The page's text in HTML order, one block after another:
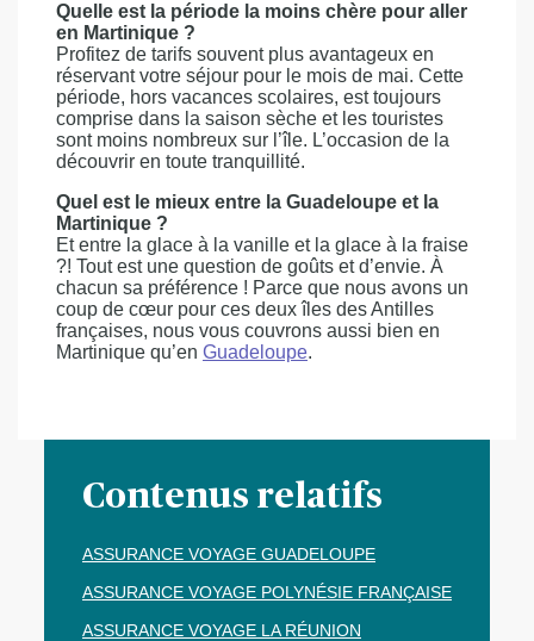
Quelle est la période la moins chère pour aller
en Martinique ?
Profitez de tarifs souvent plus avantageux en
réservant votre séjour pour le mois de mai. Cette
période, hors vacances scolaires, est toujours
comprise dans la saison sèche et les touristes
sont moins nombreux sur l’île. L’occasion de la
découvrir en toute tranquillité.
Quel est le mieux entre la Guadeloupe et la
Martinique ?
Et entre la glace à la vanille et la glace à la fraise
?! Tout est une question de goûts et d’envie. À
chacun sa préférence ! Parce que nous avons un
coup de cœur pour ces deux îles des Antilles
françaises, nous vous couvrons aussi bien en
Martinique qu’en Guadeloupe.
Contenus relatifs
ASSURANCE VOYAGE GUADELOUPE
ASSURANCE VOYAGE POLYNÉSIE FRANÇAISE
ASSURANCE VOYAGE LA RÉUNION